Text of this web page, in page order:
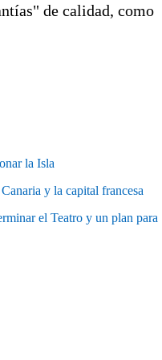
de calidad, como
la Isla
y la capital francesa
el Teatro y un plan para